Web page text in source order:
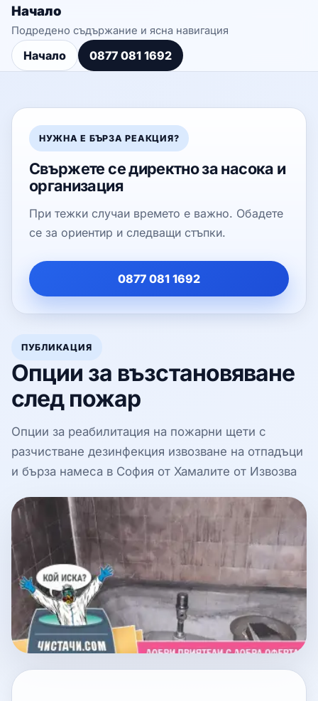
Начало
Подредено съдържание и ясна навигация
Начало 0877 081 1692
ПУБЛИКАЦИЯ
Опции за възстановяване
след пожар
Опции за реабилитация на пожарни щети с
разчистване дезинфекция извозване на отпадъци
и бърза намеса в София от Хамалите от Извозва
НУЖНА Е БЪРЗА РЕАКЦИЯ?
Свържете се директно за насока и
организация
При тежки случаи времето е важно. Обадете
се за ориентир и следващи стъпки.
0877 081 1692